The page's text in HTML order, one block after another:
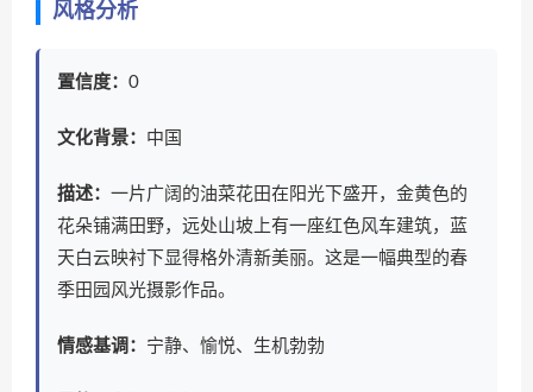
风格分析
置信度： 0
文化背景： 中国
描述： 一片广阔的油菜花田在阳光下盛开，金黄色的
花朵铺满田野，远处山坡上有一座红色风车建筑，蓝
天白云映衬下显得格外清新美丽。这是一幅典型的春
季田园风光摄影作品。
情感基调： 宁静、愉悦、生机勃勃